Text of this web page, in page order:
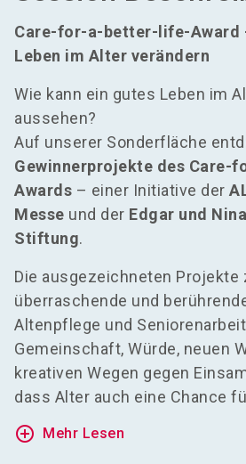
Care-for-a-better-life-Award
Leben im Alter verändern
Wie kann ein gutes Leben im
aussehen?
Auf unserer Sonderfläche
Gewinnerprojekte des
Awards – einer Initiative der
Messe und der Edgar und
Stiftung.
Die ausgezeichneten Projekte
überraschende und
Altenpflege und
Gemeinschaft, Würde, neuen
kreativen Wegen gegen
dass Alter auch eine Chance
add_circle_outline Mehr Lesen